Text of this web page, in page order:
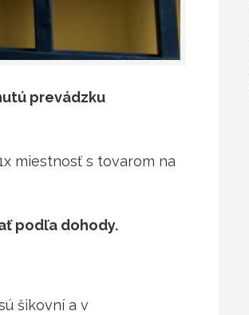
prevádzku
miestnosť s tovarom na
podľa dohody.
šikovní a v